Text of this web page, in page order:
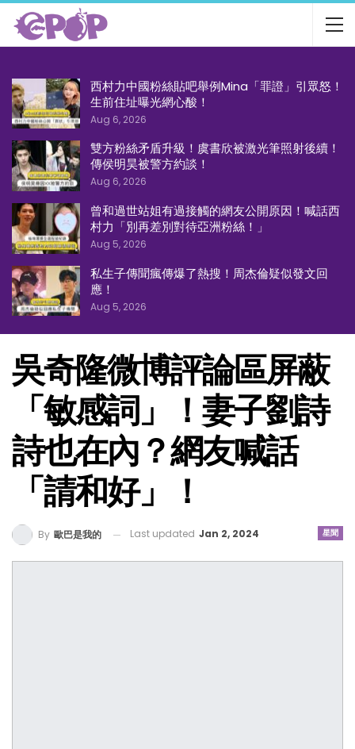
西村力中國粉絲貼吧舉例Mina「罪證」引眾怒！
生前住址曝光網心酸！
Aug 6, 2026
雙方粉絲矛盾升級！虞書欣被激光筆照射後續！
傳侯明昊被警方約談！
Aug 6, 2026
曾和過世站姐有過接觸的網友公開原因！喊話西
村力「別再差別對待亞洲粉絲！」
Aug 5, 2026
私生子傳聞瘋傳爆了熱搜！周杰倫疑似發文回
應！
Aug 5, 2026
吳奇隆微博評論區屏蔽
「敏感詞」！妻子劉詩
詩也在內？網友喊話
「請和好」！
星聞
By 歐巴是我的 Last updated Jan 2, 2024